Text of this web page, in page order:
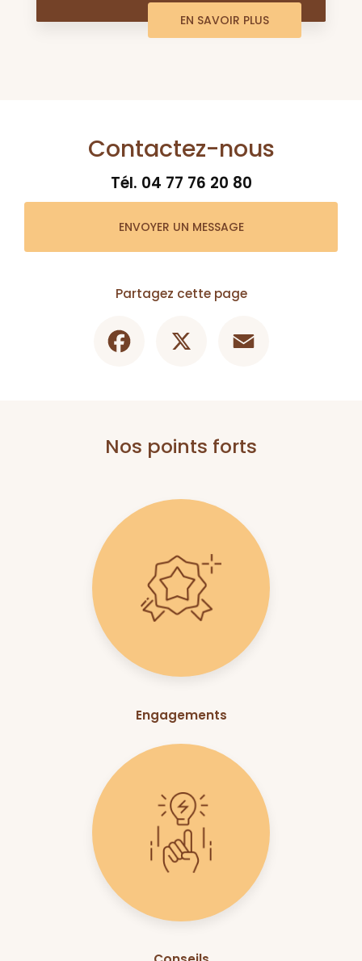
EN SAVOIR PLUS
Contactez-nous
Tél. 04 77 76 20 80
ENVOYER UN MESSAGE
Partagez cette page
Nos points forts
Engagements